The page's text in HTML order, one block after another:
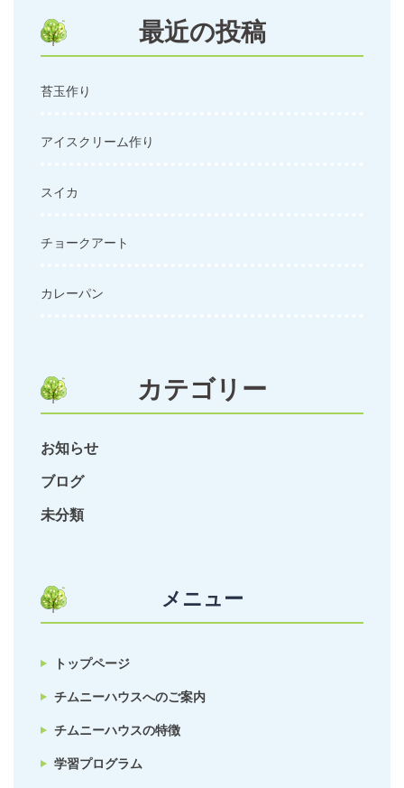
ン
最近の投稿
苔玉作り
アイスクリーム作り
スイカ
チョークアート
カレーパン
カテゴリー
お知らせ
ブログ
未分類
メニュー
トップページ
チムニーハウスへのご案内
チムニーハウスの特徴
学習プログラム